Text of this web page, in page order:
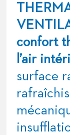
confort
l’air
surface